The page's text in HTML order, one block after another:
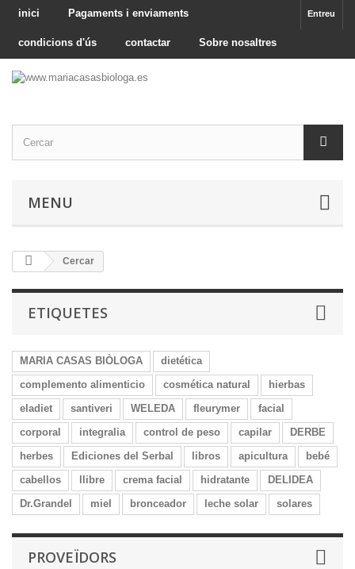
Entreu
inici Pagaments i enviaments
condicions d'ús contactar Sobre nosaltres
MENU
Cercar
ETIQUETES
MARIA CASAS BIÒLOGA
dietética
complemento alimenticio
cosmética natural
hierbas
eladiet
santiveri WELEDA fleurymer
facial
corporal
integralia control de peso capilar
DERBE
herbes
Ediciones del Serbal libros apicultura
bebé
cabellos
llibre crema facial hidratante
DELIDEA
Dr.Grandel
miel bronceador leche solar solares
PROVEÏDORS